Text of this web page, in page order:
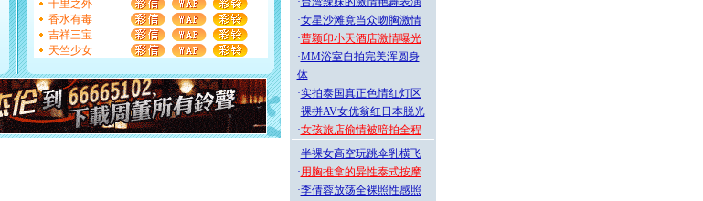
断电。爱你是我职业，想你是我事业，抱你是我特长，吻
你是我专业！水晶之恋祝你新年快乐
[元旦]
如果上天让我许三个愿望，一是今生今世和你在一
起；二是再生再世和你在一起；三是三生三世和你不再分
离。水晶之恋祝你新年快乐
[元旦]当我狠下心扭头离去那一刻，你在我身后无助地哭
泣，这痛楚让我明白我多么爱你。我转身抱住你：这猪不
卖了。水晶之恋祝你新年快乐。
[春节]风柔雨润好月圆，半岛铁盒伴身边，每日尽显开心
千里之外
香水有毒
吉祥三宝
天竺少女
·女星沙滩竟当众吻胸激情
·曹颖印小天酒店激情曝光
·MM浴室自拍完美浑圆身
体
·实拍泰国真正色情红灯区
·裸拼AV女优翁红日本脱光
·女孩旅店偷情被暗拍全程
·半裸女高空玩跳伞乳横飞
·用胸推拿的异性泰式按摩
·李倩蓉放荡全裸照性感照